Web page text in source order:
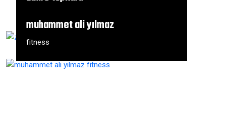
muhammet ali yılmaz
fitness